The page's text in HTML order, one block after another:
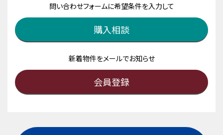
問い合わせフォームに希望条件を入力して
購入相談
新着物件をメールでお知らせ
会員登録